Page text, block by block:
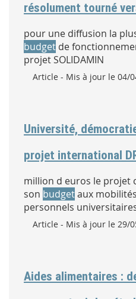
résolument tourné
pour une diffusion la
budget de
projet SOLIDAMIN
Type :
Article - Mis à jour le 04/
Université,
projet international
million d euros le projet
son budgetaux
personnels
Type :
Article - Mis à jour le 29/
Aides alimentaires :